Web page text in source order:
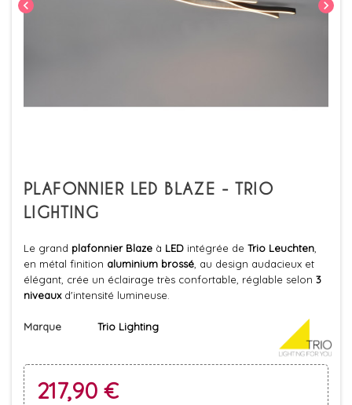
chevron_left chevron_right
PLAFONNIER LED BLAZE - TRIO
LIGHTING
Le grand plafonnier Blaze à LED intégrée de Trio Leuchten
en métal finition aluminium brossé , au design audacieux et
élégant, crée un éclairage très confortable, réglable selon 3
niveauxd'intensité lumineuse.
Marque Trio Lighting
217,90 €